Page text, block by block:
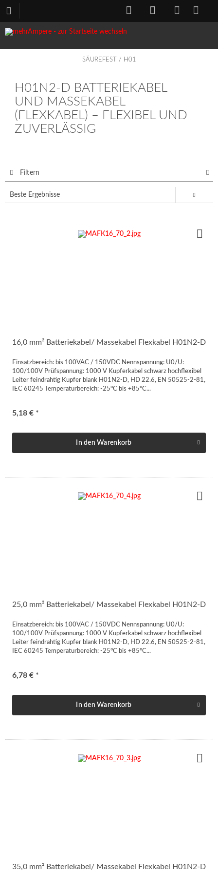
SÄUREFEST / H01
H01N2-D BATTERIEKABEL
UND MASSEKABEL
(FLEXKABEL) – FLEXIBEL UND
ZUVERLÄSSIG
Filtern
16,0 mm² Batteriekabel/ Massekabel Flexkabel H01N2-D
Einsatzbereich: bis 100VAC / 150VDC Nennspannung: U0/U:
100/100V Prüfspannung: 1000 V Kupferkabel schwarz hochflexibel
Leiter feindrahtig Kupfer blank H01N2-D, HD 22.6, EN 50525-2-81,
IEC 60245 Temperaturbereich: -25°C bis +85°C...
5,18 € *
In den Warenkorb
25,0 mm² Batteriekabel/ Massekabel Flexkabel H01N2-D
Einsatzbereich: bis 100VAC / 150VDC Nennspannung: U0/U:
100/100V Prüfspannung: 1000 V Kupferkabel schwarz hochflexibel
Leiter feindrahtig Kupfer blank H01N2-D, HD 22.6, EN 50525-2-81,
IEC 60245 Temperaturbereich: -25°C bis +85°C...
6,78 € *
In den Warenkorb
35,0 mm² Batteriekabel/ Massekabel Flexkabel H01N2-D